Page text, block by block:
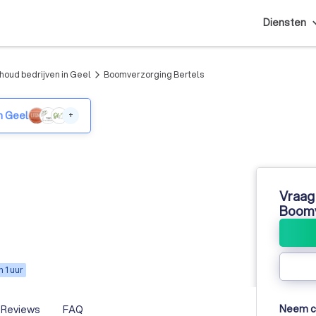
Diensten
bedrijven in Geel arrow_forward_ios Boomverzorging Bertels
Geel +
1 uur
Reviews FAQ Neem